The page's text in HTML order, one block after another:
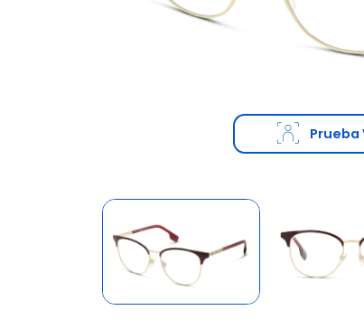
Prueba